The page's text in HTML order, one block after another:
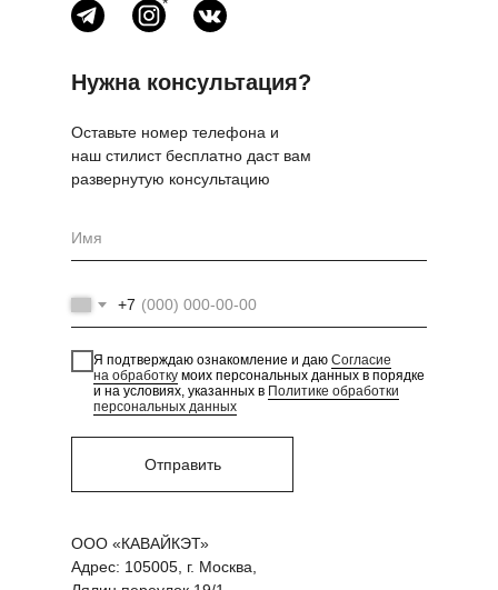
Нужна консультация?
Оставьте номер телефона и
наш стилист бесплатно даст вам
развернутую консультацию
+7
Я подтверждаю ознакомление и даю Согласие
на обработку моих персональных данных в порядке
и на условиях, указанных в Политике обработки
персональных данных
Отправить
ООО «КАВАЙКЭТ»
Адрес: 105005, г. Москва,